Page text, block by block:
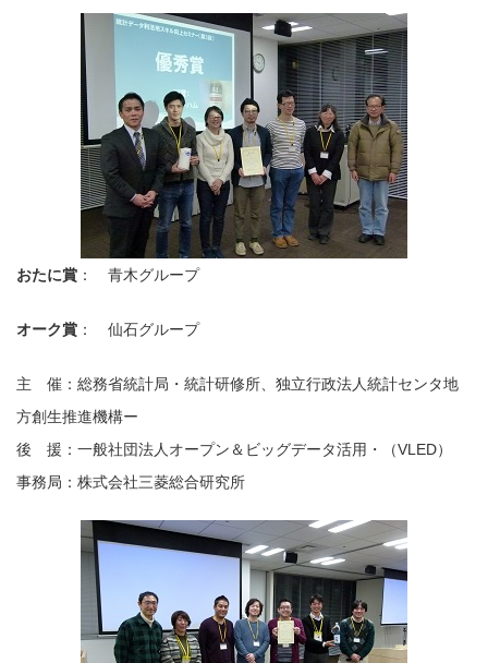
おたに賞 ： 青木グループ
オーク賞 ： 仙石グループ
主 催：総務省統計局・統計研修所、独立行政法人統計センタ地
方創生推進機構ー
後 援：一般社団法人オープン＆ビッグデータ活用・（VLED）
事務局：株式会社三菱総合研究所